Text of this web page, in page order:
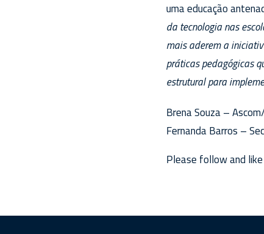
uma educação
da tecnologia nas
mais aderem a
práticas pedagógicas
estrutural para
Brena Souza –
Fernanda Barros –
Please follow and like